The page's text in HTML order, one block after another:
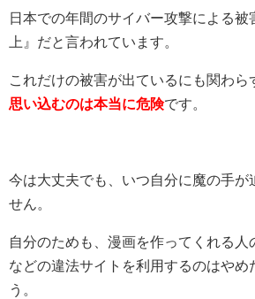
日本での年間のサイバー攻撃による被
上』だと言われています。
これだけの被害が出ているにも関わら
思い込むのは本当に危険です。
今は大丈夫でも、いつ自分に魔の手が
せん。
自分のためも、漫画を作ってくれる人
などの違法サイトを利用するのはやめ
う。